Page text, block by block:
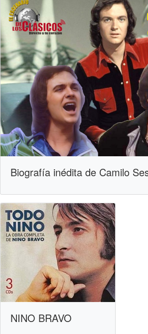
Biografía inédita de Camilo
NINO BRAVO